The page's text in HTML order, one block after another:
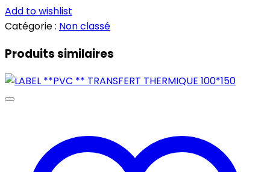
Add to wishlist
Catégorie : Non classé
Produits similaires